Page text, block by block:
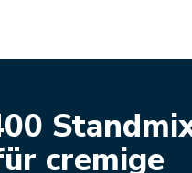
cremige